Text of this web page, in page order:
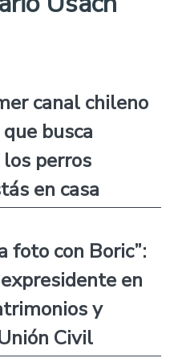
canal chileno
busca
perros
en casa
foto con Boric”:
en
y
Civil